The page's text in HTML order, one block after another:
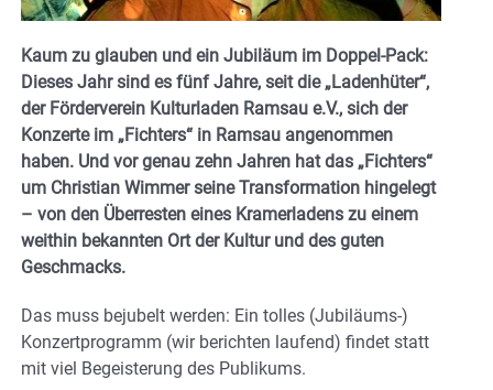
Kaum zu glauben und ein Jubiläum im Doppel-Pack:
Dieses Jahr sind es fünf Jahre, seit die „Ladenhüter“,
der Förderverein Kulturladen Ramsau e.V., sich der
Konzerte im „Fichters“ in Ramsau angenommen
haben. Und vor genau zehn Jahren hat das „Fichters“
um Christian Wimmer seine Transformation hingelegt
– von den Überresten eines Kramerladens zu einem
weithin bekannten Ort der Kultur und des guten
Geschmacks.
Das muss bejubelt werden: Ein tolles (Jubiläums-)
Konzertprogramm (wir berichten laufend) findet statt
mit viel Begeisterung des Publikums.